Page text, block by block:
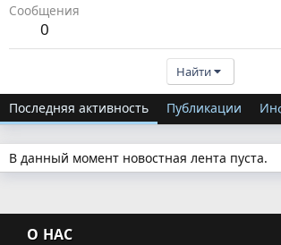
Сообщения
0
Найти
Последняя активность Публикации
В данный момент новостная лента пуста.
О НАС